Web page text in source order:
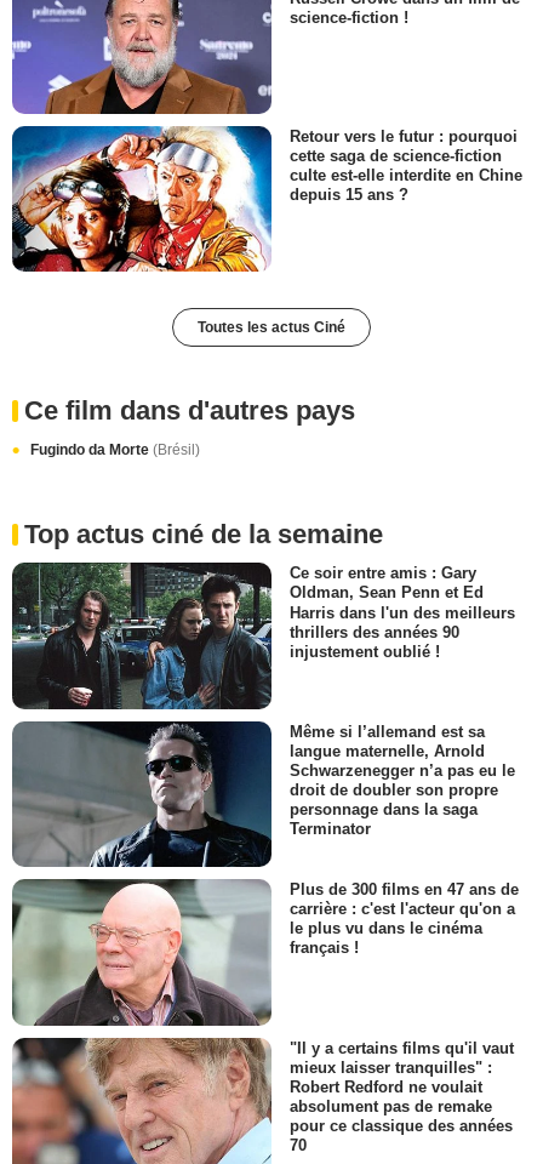
science-fiction !
Retour vers le futur : pourquoi
cette saga de science-fiction
culte est-elle interdite en Chine
depuis 15 ans ?
Toutes les actus Ciné
Ce film dans d'autres pays
Fugindo da Morte (Brésil)
Top actus ciné de la semaine
Ce soir entre amis : Gary
Oldman, Sean Penn et Ed
Harris dans l'un des meilleurs
thrillers des années 90
injustement oublié !
Même si l’allemand est sa
langue maternelle, Arnold
Schwarzenegger n’a pas eu le
droit de doubler son propre
personnage dans la saga
Terminator
Plus de 300 films en 47 ans de
carrière : c'est l'acteur qu'on a
le plus vu dans le cinéma
français !
"Il y a certains films qu'il vaut
mieux laisser tranquilles" :
Robert Redford ne voulait
absolument pas de remake
pour ce classique des années
70